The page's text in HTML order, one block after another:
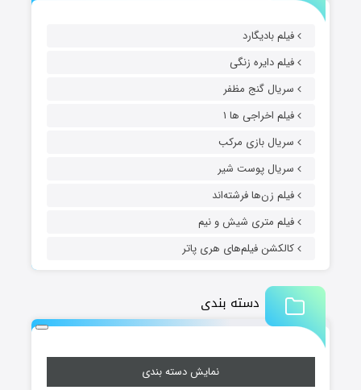
فیلم بادیگارد
فیلم دایره زنگی
سریال گنج مظفر
فیلم اخراجی ها ۱
سریال بازی مرکب
سریال پوست شیر
فیلم زن‌ها فرشته‌اند
فیلم متری شیش و نیم
کالکشن فیلم‌های هری پاتر
دسته بندی
نمایش دسته بندی